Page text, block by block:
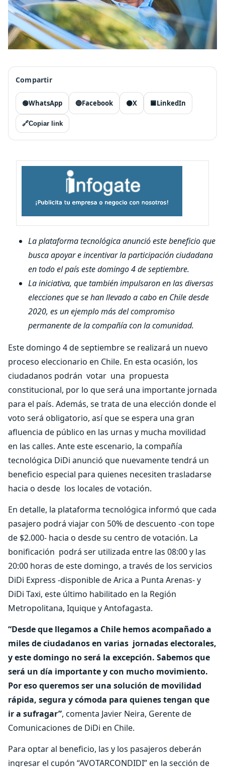
Compartir
🟢WhatsApp 🔵Facebook ⚫X 🟦LinkedIn
🔗Copiar link
La plataforma tecnológica anunció este beneficio que
busca apoyar e incentivar la participación ciudadana
en todo el país este domingo 4 de septiembre.
La iniciativa, que también impulsaron en las diversas
elecciones que se han llevado a cabo en Chile desde
2020, es un ejemplo más del compromiso
permanente de la compañía con la comunidad.
Este domingo 4 de septiembre se realizará un nuevo
proceso eleccionario en Chile. En esta ocasión, los
ciudadanos podrán votar una propuesta
constitucional, por lo que será una importante jornada
para el país. Además, se trata de una elección donde el
voto será obligatorio, así que se espera una gran
afluencia de público en las urnas y mucha movilidad
en las calles. Ante este escenario, la compañía
tecnológica DiDi anunció que nuevamente tendrá un
beneficio especial para quienes necesiten trasladarse
hacia o desde los locales de votación.
En detalle, la plataforma tecnológica informó que cada
pasajero podrá viajar con 50% de descuento -con tope
de $2.000- hacia o desde su centro de votación. La
bonificación podrá ser utilizada entre las 08:00 y las
20:00 horas de este domingo, a través de los servicios
DiDi Express -disponible de Arica a Punta Arenas- y
DiDi Taxi, este último habilitado en la Región
Metropolitana, Iquique y Antofagasta.
“Desde que llegamos a Chile hemos acompañado a
miles de ciudadanos en varias jornadas electorales,
y este domingo no será la excepción. Sabemos que
será un día importante y con mucho movimiento.
Por eso queremos ser una solución de movilidad
rápida, segura y cómoda para quienes tengan que
ir a sufragar”, comenta Javier Neira, Gerente de
Comunicaciones de DiDi en Chile.
Para optar al beneficio, las y los pasajeros deberán
ingresar el cupón “AVOTARCONDIDI” en la sección de